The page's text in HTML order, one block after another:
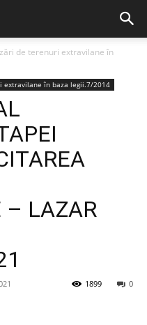
de terenuri extravilane în
extravilane în baza legii.7/2014
– LAZAR
0
1899